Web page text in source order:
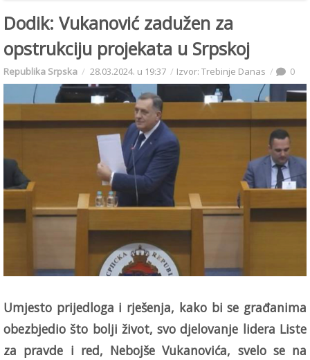
Dodik: Vukanović zadužen za
opstrukciju projekata u Srpskoj
Republika Srpska 28.03.2024. u 19:37 Izvor: Trebinje Danas 0
Umjesto prijedloga i rješenja, kako bi se građanima
obezbjedio što bolji život, svo djelovanje lidera Liste
za pravde i red, Nebojše Vukanovića, svelo se na